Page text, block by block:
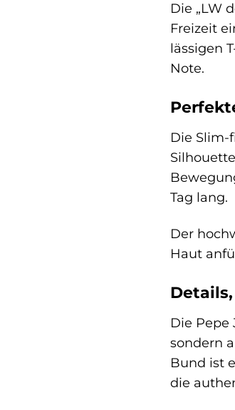
Die „LW
Freizeit
lässigen
Note.
Die Slim-
Tag lang.
Der
Haut
Die Pepe
sondern
Bund ist
die